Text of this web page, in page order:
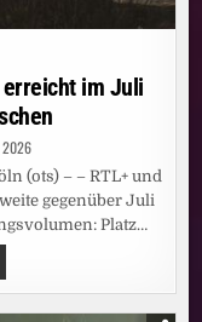
erreicht im Juli
2026
(ots) – – RTL+ und
gegenüber Juli
Platz…